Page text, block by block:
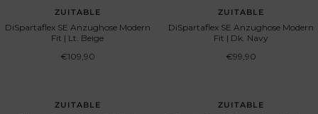
ZUITABLE
DiSpartaflex SE Anzughose Modern
Fit | Lt. Beige
Angebotspreis
€109,90
ZUITABLE
DiSpartaflex SE Anzughose Modern
Fit | Dk. Navy
Angebotspreis
€99,90
ZUITABLE ZUITABLE